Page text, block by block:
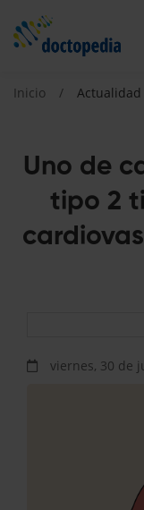
Uno de
tipo 2
Inicio Actualidad
viernes, 30 de